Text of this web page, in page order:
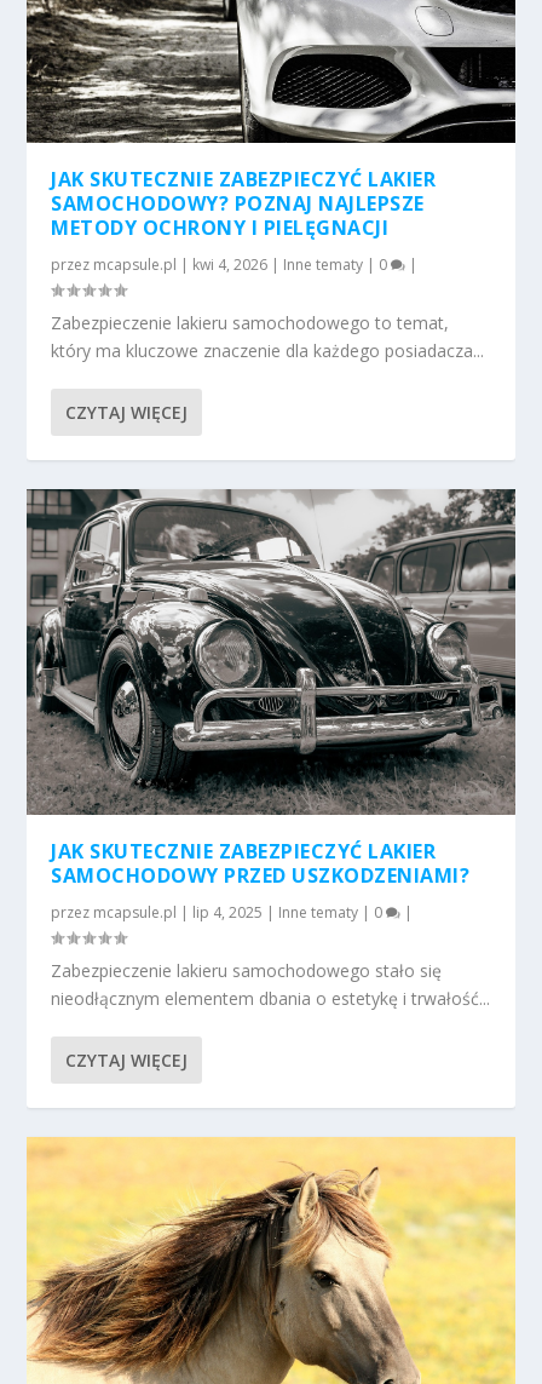
JAK SKUTECZNIE ZABEZPIECZYĆ LAKIER
SAMOCHODOWY? POZNAJ NAJLEPSZE
METODY OCHRONY I PIELĘGNACJI
przez mcapsule.pl | kwi 4, 2026 | Inne tematy | 0 |
Zabezpieczenie lakieru samochodowego to temat,
który ma kluczowe znaczenie dla każdego posiadacza...
CZYTAJ WIĘCEJ
JAK SKUTECZNIE ZABEZPIECZYĆ LAKIER
SAMOCHODOWY PRZED USZKODZENIAMI?
przez mcapsule.pl | lip 4, 2025 | Inne tematy | 0 |
Zabezpieczenie lakieru samochodowego stało się
nieodłącznym elementem dbania o estetykę i trwałość...
CZYTAJ WIĘCEJ